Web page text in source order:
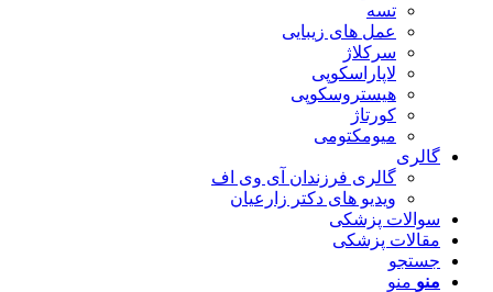
تسه
عمل های زیبایی
سرکلاژ
لاپاراسکوپی
هیستروسکوپی
کورتاژ
میومکتومی
گالری
گالری فرزندان آی وی اف
ویدیو های دکتر زارعیان
سوالات پزشکی
مقالات پزشکی
جستجو
منو منو